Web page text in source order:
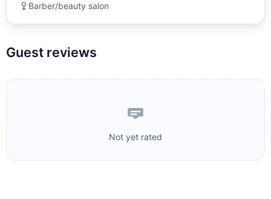
Barber/beauty salon
Guest reviews
Not yet rated